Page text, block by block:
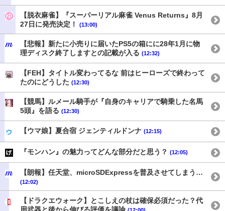
【脱衣麻雀】『スーパーリアル麻雀 Venus Returns』8月
27日に発売決定！
(13:00)
【悲報】新たに小売りに届いたPS5の箱にに28年1月に物
理ディスク終了しますとの記載が入る (12:32)
【FEH】タイトル変わってるな 前はヒーローズで終わって
たのにどうした (12:30)
【競馬】ルメール騎手が『自身のキャリアで騎乗した名馬
5頭』を語る (12:30)
【ウマ娘】夏合宿 ジェンティルドンナ (12:15)
『モンハン』の魅力ってどんな部分だと思う？ (12:05)
【朗報】任天堂、microSDExpressを普及させてしまう…
(12:02)
【ドラクエウォーク】とこしえの杖は確保必須だった？代
用武器と後から伸びる評価を議論